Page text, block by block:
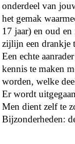
onderdeel van
het gemak
17 jaar) en oud
zijlijn een drankje
Een echte
kennis te maken
worden, welke
Er wordt
Men dient zelf te
Bijzonderheden: